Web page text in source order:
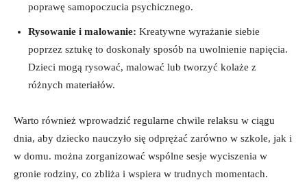
poprawę samopoczucia psychicznego.
Rysowanie i​ malowanie: Kreatywne wyrażanie siebie
poprzez sztukę to doskonały sposób na uwolnienie⁣ napięcia.
Dzieci mogą rysować,‍ malować ​lub tworzyć kolaże​ z‍
różnych materiałów.
Warto również wprowadzić regularne chwile relaksu w ciągu
dnia, aby dziecko nauczyło⁤ się odprężać zarówno w szkole, jak i
w domu. można zorganizować wspólne sesje wyciszenia w
gronie rodziny, co ‌zbliża i wspiera w trudnych momentach.